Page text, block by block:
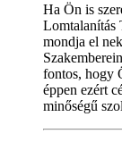
Ha Ön is
Lomtalanítás
mondja el
fontos, hogy
éppen ezért
minőségű